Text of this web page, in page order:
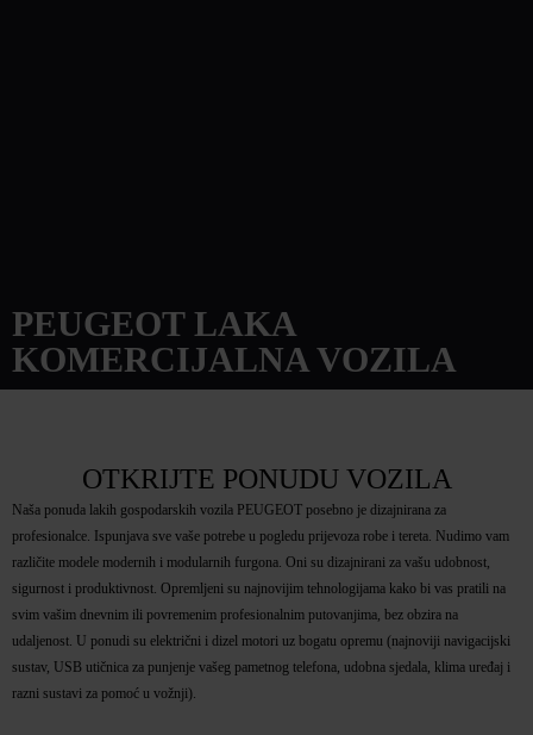
PEUGEOT LAKA
KOMERCIJALNA VOZILA
OTKRIJTE PONUDU VOZILA
Naša ponuda lakih gospodarskih vozila PEUGEOT posebno je dizajnirana za
profesionalce. Ispunjava sve vaše potrebe u pogledu prijevoza robe i tereta. Nudimo vam
različite modele modernih i modularnih furgona. Oni su dizajnirani za vašu udobnost,
sigurnost i produktivnost. Opremljeni su najnovijim tehnologijama kako bi vas pratili na
svim vašim dnevnim ili povremenim profesionalnim putovanjima, bez obzira na
udaljenost. U ponudi su električni i dizel motori uz bogatu opremu (najnoviji navigacijski
sustav, USB utičnica za punjenje vašeg pametnog telefona, udobna sjedala, klima uređaj i
razni sustavi za pomoć u vožnji).